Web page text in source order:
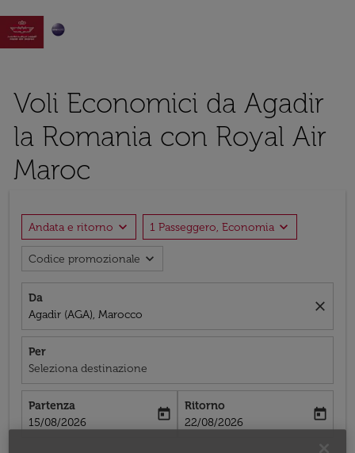

Voli Economici da Agadir
la Romania con Royal Air
Maroc
Andata e ritorno expand_more 1 Passeggero, Economia expand_more
Codice promozionale expand_more
Da
Agadir (AGA), Marocco
close
Per
Seleziona destinazione
Partenza
fc-booking-departure-date-aria-label
15/08/2026
today
Ritorno
fc-booking-return-date-aria-label
22/08/2026
today